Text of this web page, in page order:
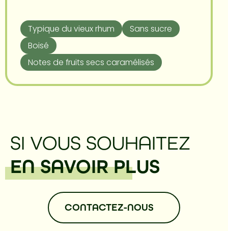
Typique du vieux rhum
Sans sucre
Boisé
Notes de fruits secs caramélisés
SI VOUS SOUHAITEZ
EN SAVOIR PLUS
CONTACTEZ-NOUS